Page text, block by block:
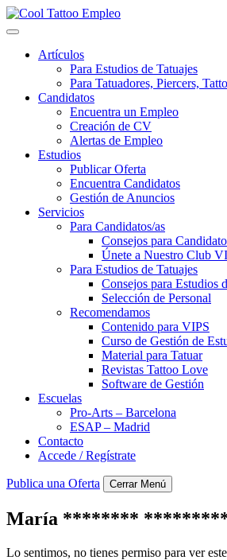
Skip
to
Artículos
Para Estudios de Tatuajes
Para Tatuadores, Piercers,
Candidatos
Encuentra un Empleo
Creación de CV
Alertas de Empleo
Estudios
Publicar Oferta
Encuentra Candidatos
Gestión de Anuncios
Servicios
Para Candidatos/as
Consejos para
Únete a Nuestro Club
Para Estudios de Tatuajes
Consejos para Estudios
Selección de Personal
Recomendamos
Contenido para VIPS
Curso de Gestión de
Material para Tatuar
Revistas Tattoo Love
Software de Gestión
Escuelas
Pro-Arts – Barcelona
ESAP – Madrid
Contacto
Accede / Regístrate
Publica una Oferta Cerrar Menú
María ********
Lo sentimos, no tienes permiso para ver